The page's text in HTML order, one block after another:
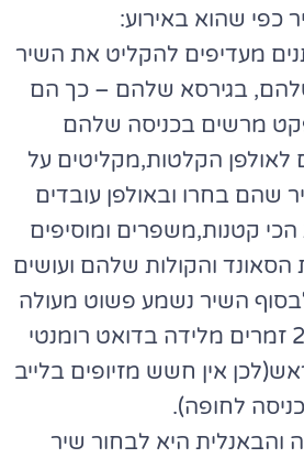
כפי שהוא באירוע:
מעדיפים להקליט את השיר
בגירסא שלהם – כך הם
מרשים בכניסה שלהם
לאולפן הקלטות,מקליטים על
שהם בחרו ובאולפן עובדים
קטנות,משפרים ומוסיפים
והקולות שלהם ועושים
השיר נשמע פשוט מעולה
והם נשמעים כמו 2 זמרים מלידה בדואט רומנטי
אין חשש מזיופים בלייב
לחופה).
והבאנלית היא לבחור שיר